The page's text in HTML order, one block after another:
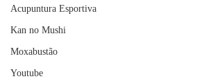
Acupuntura Esportiva
Kan no Mushi
Moxabustão
Youtube